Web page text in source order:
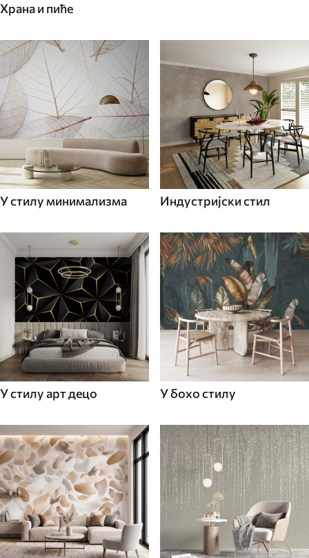
Храна и пиће
У стилу минимализма Индустријски стил
У стилу арт децо У бохо стилу